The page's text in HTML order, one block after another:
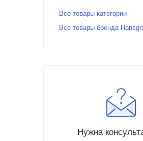
Все товары категории
Все товары бренда
Нужна